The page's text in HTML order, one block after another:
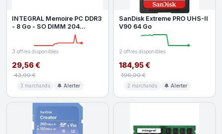
INTEGRAL Memoire PC DDR3
- 8 Go - SO DIMM 204
broches - 1600 MHz PC3-
3 offres disponibles
29,56 €
43,99 €
3 marchands 🔔 Alerter
SanDisk Extreme PRO UHS-II
V90 64 Go
2 offres disponibles
184,95 €
196,99 €
2 marchands 🔔 Alerter